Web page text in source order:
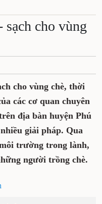
sạch cho vùng
cho vùng chè, thời
các cơ quan
chè trên địa bàn
thực hiện nhiều giải
mát, môi trường
cho chính những